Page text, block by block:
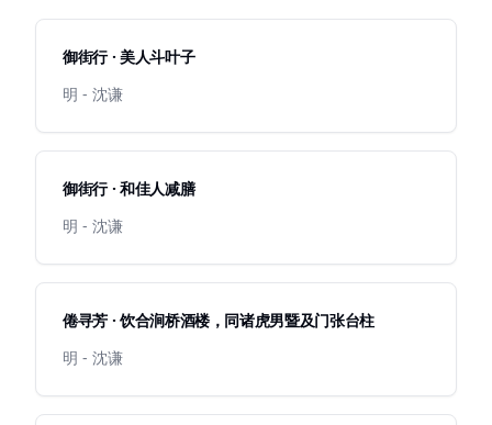
御街行 · 美人斗叶子
明 - 沈谦
御街行 · 和佳人减膳
明 - 沈谦
倦寻芳 · 饮合涧桥酒楼，同诸虎男暨及门张台柱
明 - 沈谦